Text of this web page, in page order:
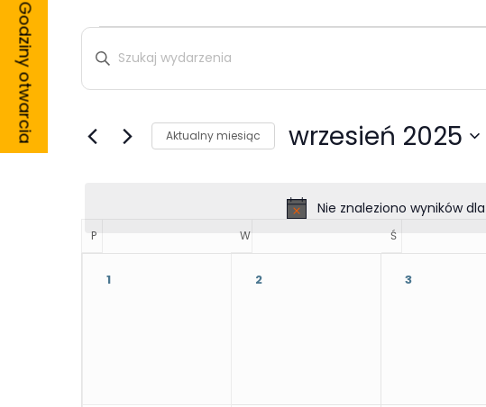
Wydarzenia
Nie znaleziono wyników
Wpisz
słowo
kluczowe.
wg
słowa
Aktualny miesiąc wrzesień 2025
P W ŚŚRODA
1 2 3
Godziny otwarcia
one potrzebne